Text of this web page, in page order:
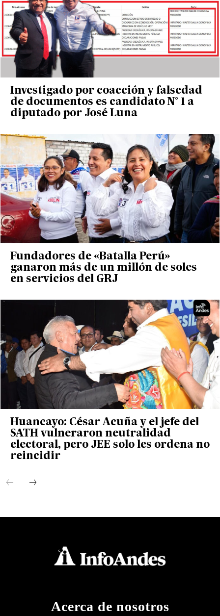
Investigado por coacción y falsedad
de documentos es candidato N° 1 a
diputado por José Luna
Fundadores de «Batalla Perú»
ganaron más de un millón de soles
en servicios del GRJ
Huancayo: César Acuña y el jefe del
SATH vulneraron neutralidad
electoral, pero JEE solo les ordena no
reincidir
Acerca de nosotros